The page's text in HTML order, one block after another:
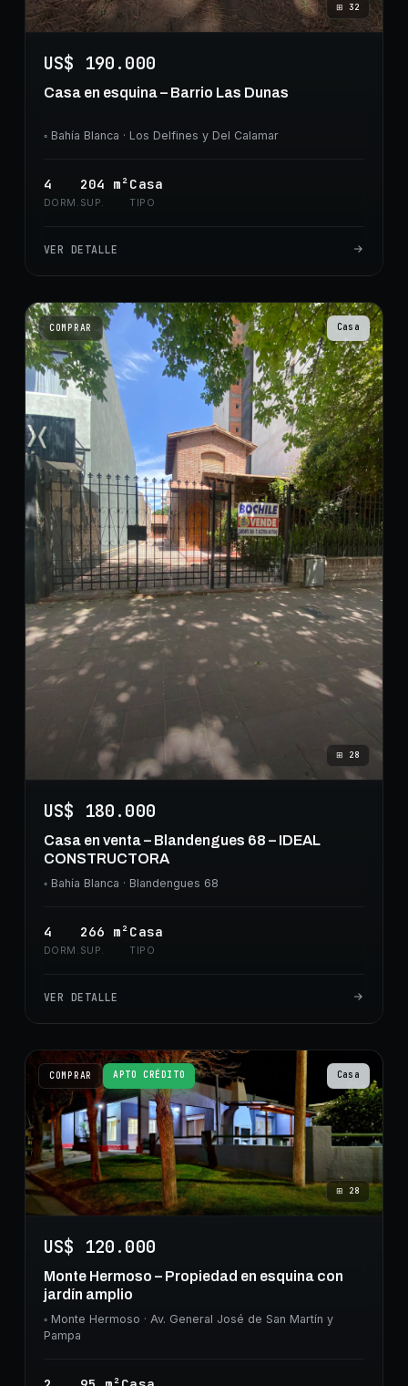
⊞32
US$ 190.000
Casa en esquina – Barrio Las Dunas
◦ Bahía Blanca · Los Delfines y Del Calamar
4
DORM.
204 m²
SUP.
Casa
TIPO
VER DETALLE
COMPRAR Casa
⊞ 28
US$ 180.000
Casa en venta – Blandengues 68 – IDEAL
CONSTRUCTORA
◦ Bahía Blanca · Blandengues 68
4
DORM.
266 m²
SUP.
Casa
TIPO
VER DETALLE
COMPRAR APTO CRÉDITO Casa
⊞ 28
US$ 120.000
Monte Hermoso – Propiedad en esquina con
jardín amplio
◦ Monte Hermoso · Av. General José de San Martín y
Pampa